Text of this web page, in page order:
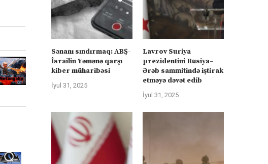
Sənanı sındırmaq: ABŞ-
İsrailin Yəmənə qarşı
kiber müharibəsi
İyul 31, 2025
Lavrov Suriya
prezidentini Rusiya–
Ərəb sammitində iştirak
etməyə dəvət edib
İyul 31, 2025